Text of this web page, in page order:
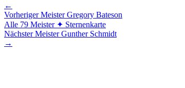
←
Vorheriger Meister Gregory Bateson
Alle 79 Meister ✦ Sternenkarte
Nächster Meister Gunther Schmidt
→